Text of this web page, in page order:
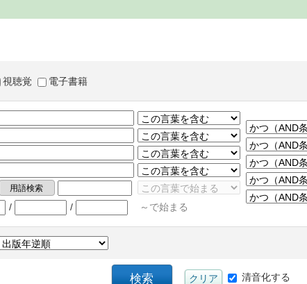
視聴覚 電子書籍
/ / ～で始まる
清音化する